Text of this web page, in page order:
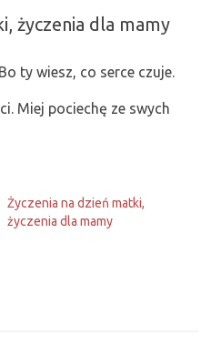
życzenia dla mamy
ty wiesz, co serce czuje.
Miej pociechę ze swych
Życzenia na dzień matki,
życzenia dla mamy